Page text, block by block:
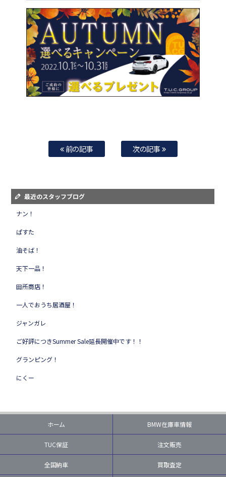
前の記事 次の記事
最近のスタッフブログ
ナン！
ぱすた
油そば！
天下一品！
田所商店！
一人でおうち居酒屋！
ジャンガレ
ご好評につきSummer Sale延長開催中です！！
グランピング！
にくー
ホーム BMW在庫車情報
TUC保証 注文販売
全国納車 買取査定